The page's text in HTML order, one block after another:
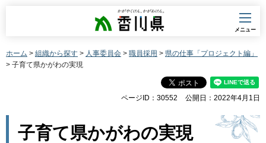
香川県
メニュー
ホーム > 組織から探す > 人事委員会 > 職員採用 > 県の仕事「プロジェクト編」
> 子育て県かがわの実現
ページID：30552 公開日：2022年4月1日
子育て県かがわの実現